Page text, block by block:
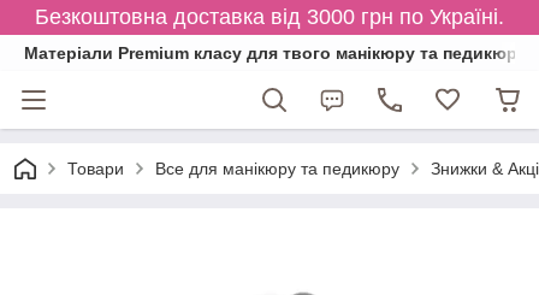
Безкоштовна доставка від 3000 грн по Україні.
Матеріали Premium класу для твого манікюру та педикюру
Товари Все для манікюру та педикюру Знижки &